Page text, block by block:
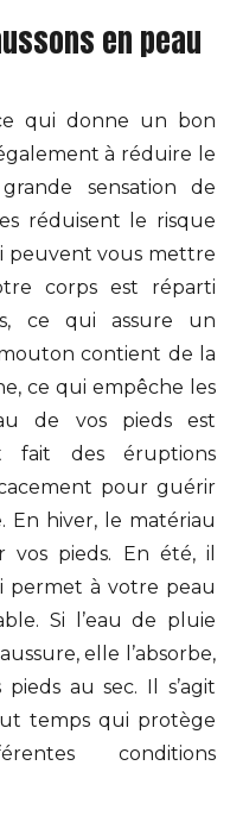
en peau
qui donne un bon
à réduire le
sensation de
réduisent le risque
peuvent vous mettre
corps est réparti
ce qui assure un
contient de la
ce qui empêche les
de vos pieds est
fait des éruptions
pour guérir
En hiver, le matériau
vos pieds. En été, il
permet à votre peau
Si l’eau de pluie
elle l’absorbe,
au sec. Il s’agit
temps qui protège
conditions